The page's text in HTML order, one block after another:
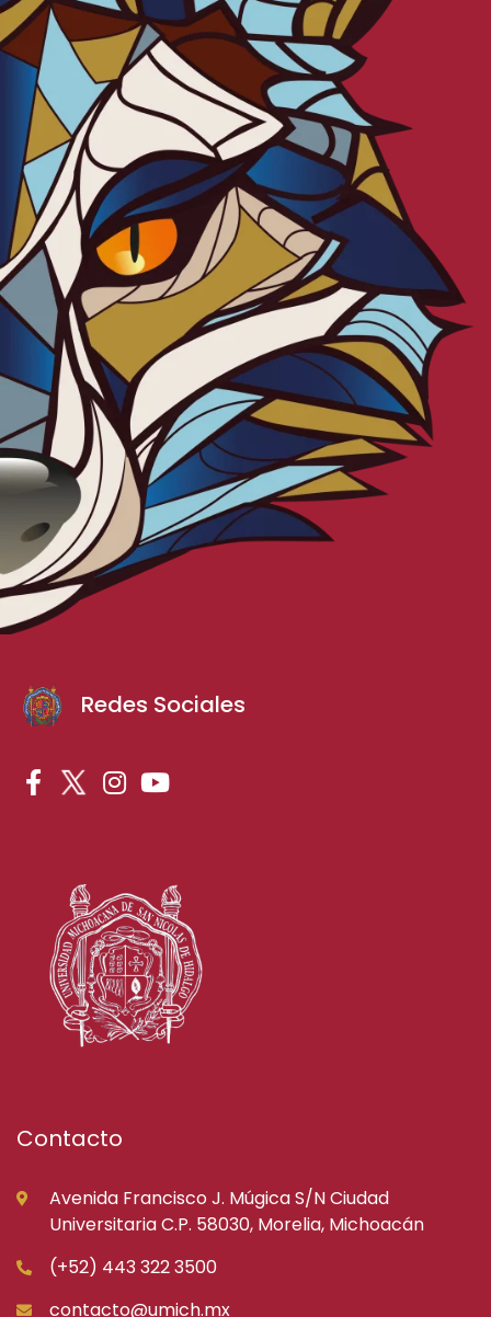
Redes Sociales
Contacto
Avenida Francisco J. Múgica S/N Ciudad
Universitaria C.P. 58030, Morelia, Michoacán
(+52) 443 322 3500
contacto@umich.mx